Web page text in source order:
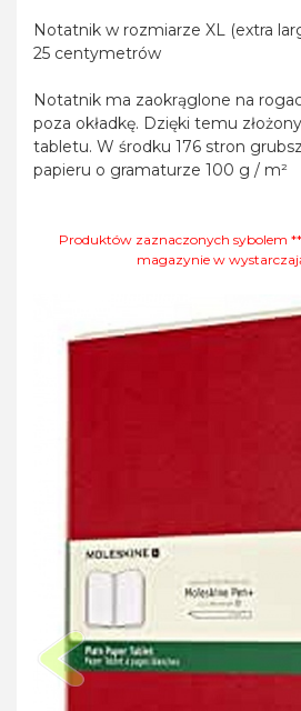
Notatnik w rozmiarze XL (extra
25 centymetrów
Notatnik ma zaokrąglone na
poza okładkę. Dzięki temu
tabletu. W środku 176 stron
papieru o gramaturze 100 g / m²
Produktów zaznaczonych sybolem
magazynie w